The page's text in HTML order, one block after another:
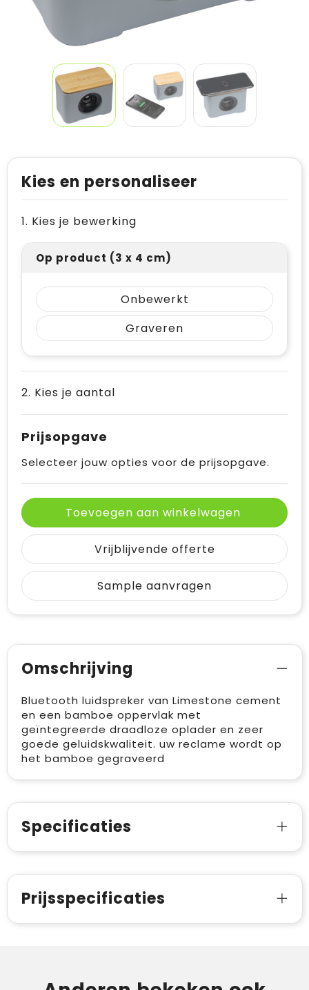
Kies en personaliseer
1. Kies je bewerking
Op product (3 x 4 cm)
Onbewerkt
Graveren
2. Kies je aantal
Prijsopgave
Selecteer jouw opties voor de prijsopgave.
Toevoegen aan winkelwagen
Vrijblijvende offerte
Sample aanvragen
Omschrijving
Bluetooth luidspreker van Limestone cement
en een bamboe oppervlak met
geïntegreerde draadloze oplader en zeer
goede geluidskwaliteit. uw reclame wordt op
het bamboe gegraveerd
Specificaties
Prijsspecificaties